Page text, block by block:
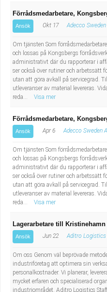
Förrådsmedarbetare,
Ansök Okt 17 Adecco Sweden
Om tjänsten Som
och lossas på Kongsbergs
administrativt där du rapporterar i
ser också över rutiner och arbetssätt
utan att göra avkall på servicegrad.
utleveranser av material levereras.
reda...
Visa mer
Förrådsmedarbetare,
Ansök Apr 6 Adecco Sweden
Om tjänsten Som
och lossas på Kongsbergs
administrativt där du rapporterar i
ser också över rutiner och arbetssätt
utan att göra avkall på servicegrad.
utleveranser av material levereras.
reda...
Visa mer
Lagerarbetare till Kristinehamn
Ansök Jun 22 Aditro Logistics
Om oss Genom väl beprövade
industriföretag att optimera sin
personalkostnader. Vi planerar,
mycket erfaren och specialiserad
industriområdet. Aditro Logistics